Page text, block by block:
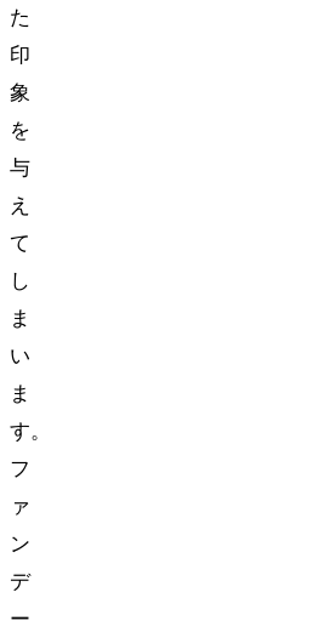
た
印
象
を
与
え
て
し
ま
い
ま
す。
フ
ァ
ン
デ
ー